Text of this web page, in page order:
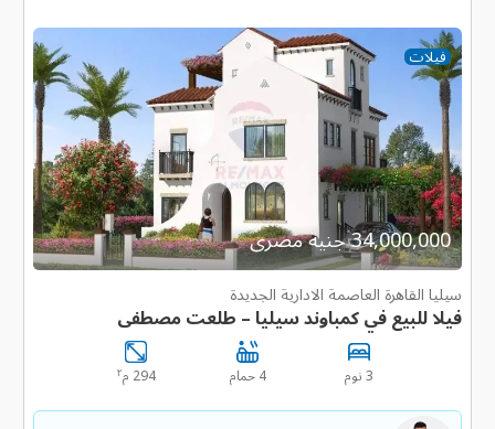
فيلات
34,000,000 جنية مصرى
سيليا القاهرة العاصمة الادارية الجديدة
فيلا للبيع في كمباوند سيليا – طلعت مصطفى
3 نوم 4 حمام 294 م ٢